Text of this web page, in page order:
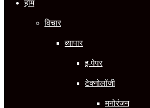
होम
विचार
व्यापार
इ-पेपर
टेक्नोलॉजी
मनोरंजन